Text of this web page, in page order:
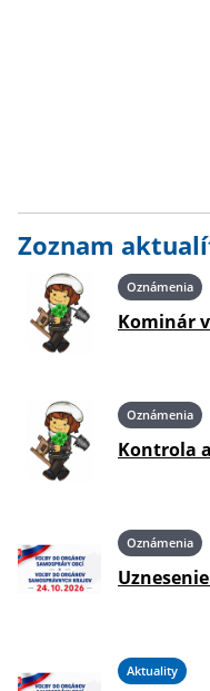
Zoznam
Oznámenia
Kominár
Oznámenia
Kontrola
Oznámenia
Aktuality